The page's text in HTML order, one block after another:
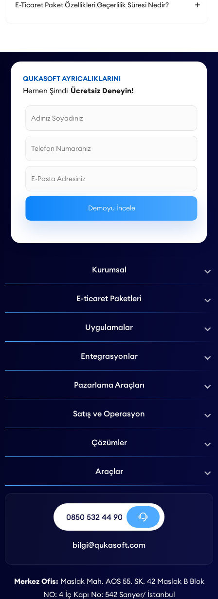
E-Ticaret Paket Özellikleri Geçerlilik Süresi Nedir?
QUKASOFT AYRICALIKLARINI
Hemen Şimdi Ücretsiz Deneyin!
Kurumsal
E-ticaret Paketleri
Uygulamalar
Entegrasyonlar
Pazarlama Araçları
Satış ve Operasyon
Çözümler
Araçlar
0850 532 44 90
bilgi@qukasoft.com
Merkez Ofis: Maslak Mah. AOS 55. SK. 42 Maslak B Blok
NO: 4 İç Kapı No: 542 Sarıyer/ İstanbul